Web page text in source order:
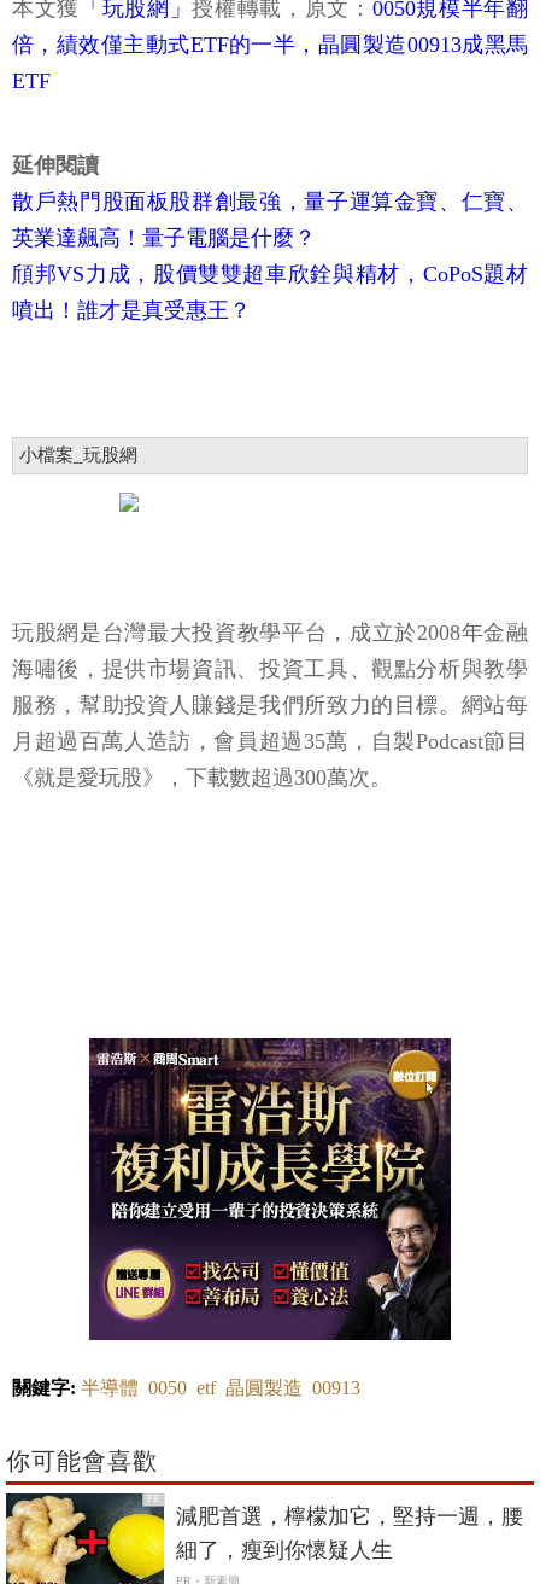
本文獲 「玩股網」授權轉載，原文： 0050規模半年翻
倍，績效僅主動式ETF的一半，晶圓製造00913成黑馬
ETF
延伸閱讀
散戶熱門股面板股群創最強，量子運算金寶、仁寶、
英業達飆高！量子電腦是什麼？
頎邦VS力成，股價雙雙超車欣銓與精材，CoPoS題材
噴出！誰才是真受惠王？
小檔案_玩股網
玩股網是台灣最大投資教學平台，成立於2008年金融
海嘯後，提供市場資訊、投資工具、觀點分析與教學
服務，幫助投資人賺錢是我們所致力的目標。網站每
月超過百萬人造訪，會員超過35萬，自製Podcast節目
《就是愛玩股》，下載數超過300萬次。
關鍵字: 半導體 0050 etf 晶圓製造 00913
你可能會喜歡
PR
減肥首選，檸檬加它，堅持一週，腰
細了，瘦到你懷疑人生
PR・新素簡